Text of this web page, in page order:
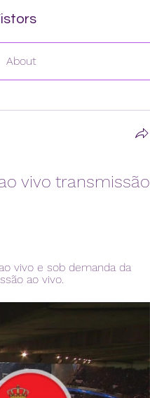
About
vivo transmissão
vivo e sob demanda da
ao vivo.